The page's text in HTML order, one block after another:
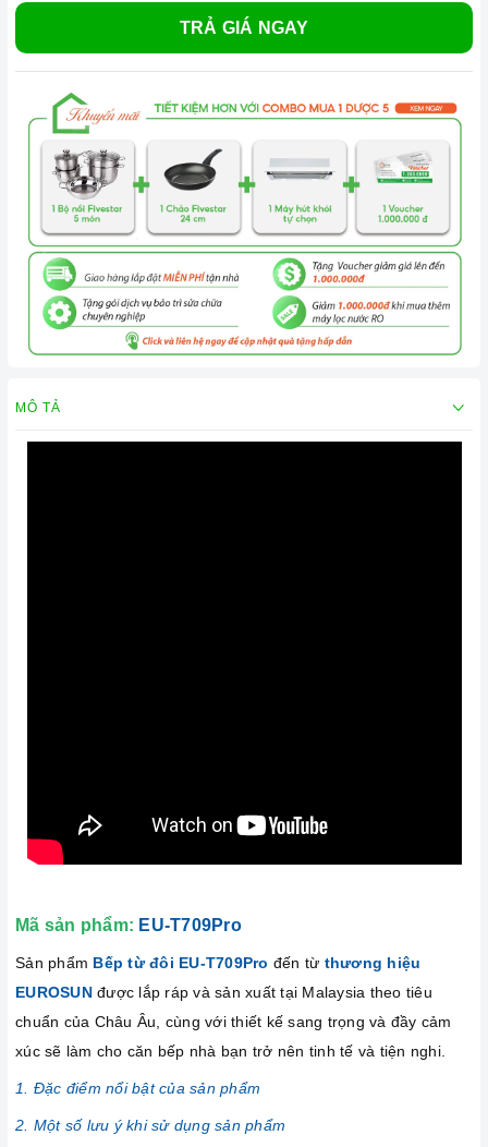
TRẢ GIÁ NGAY
MÔ TẢ
Mã sản phẩm: EU-T709Pro
Sản phẩm Bếp từ đôi EU-T709Pro đến từ thương hiệu
EUROSUNđược lắp ráp và sản xuất tại Malaysia theo tiêu
chuẩn của Châu Âu, cùng với thiết kế sang trọng và đầy cảm
xúc sẽ làm cho căn bếp nhà bạn trở nên tinh tế và tiện nghi.
1. Đặc điểm nổi bật của sản phẩm
2. Một số lưu ý khi sử dụng sản phẩm